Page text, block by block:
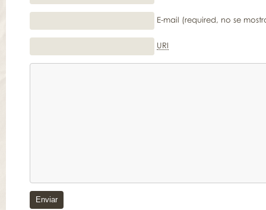
E-mail (required, no se
URI